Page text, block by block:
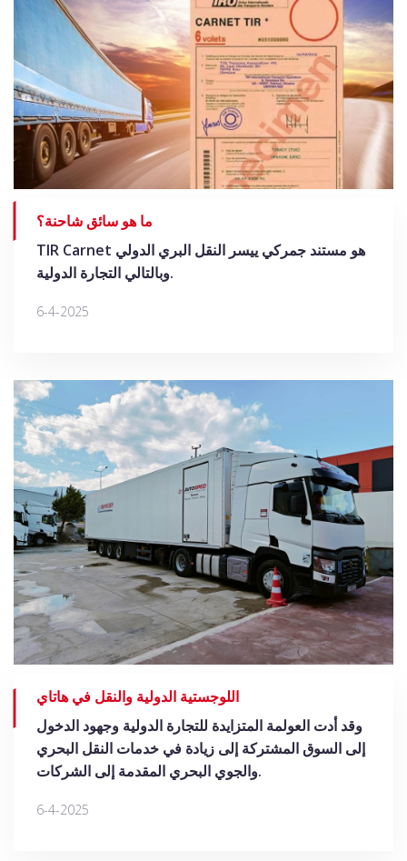
ما هو سائق شاحنة؟
TIR Carnet هو مستند جمركي ييسر النقل البري الدولي
وبالتالي التجارة الدولية.
6-4-2025
اللوجستية الدولية والنقل في هاتاي
وقد أدت العولمة المتزايدة للتجارة الدولية وجهود الدخول
إلى السوق المشتركة إلى زيادة في خدمات النقل البحري
والجوي البحري المقدمة إلى الشركات.
6-4-2025